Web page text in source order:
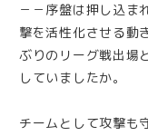
－－序盤は押し込ま
撃を活性化させる動
ぶりのリーグ戦出場
していましたか。
チームとして攻撃も